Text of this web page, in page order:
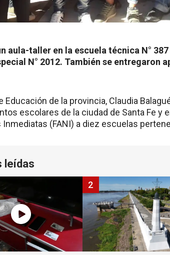
aula-taller en la escuela técnica N°
N° 2012. También se entregaron
Educación de la provincia, Claudia
escolares de la ciudad de Santa Fe y
(FANI) a diez escuelas
leídas
2